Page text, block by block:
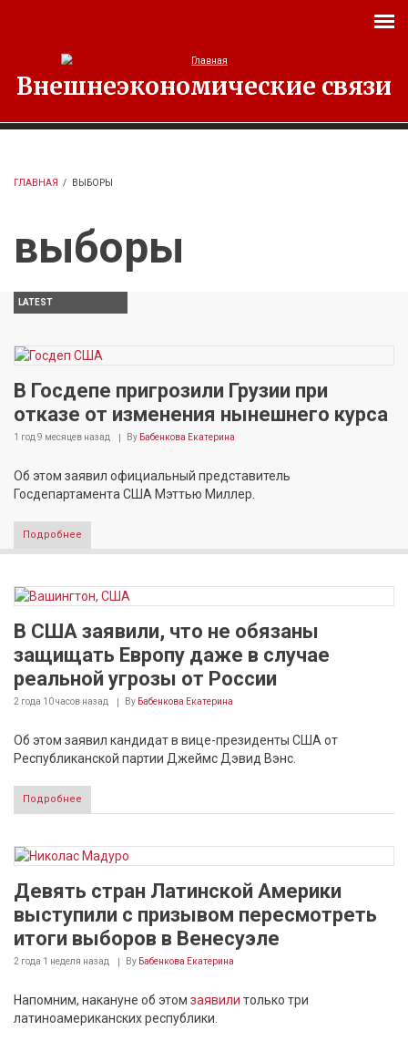
Внешнеэкономические связи
ГЛАВНАЯ / ВЫБОРЫ
выборы
LATEST
В Госдепе пригрозили Грузии при
отказе от изменения нынешнего курса
1 год 9 месяцев назад By Бабенкова Екатерина
Об этом заявил официальный представитель
Госдепартамента США Мэттью Миллер.
Подробнее
В США заявили, что не обязаны
защищать Европу даже в случае
реальной угрозы от России
2 года 10 часов назад By Бабенкова Екатерина
Об этом заявил кандидат в вице-президенты США от
Республиканской партии Джеймс Дэвид Вэнс.
Подробнее
Девять стран Латинской Америки
выступили с призывом пересмотреть
итоги выборов в Венесуэле
2 года 1 неделя назад By Бабенкова Екатерина
Напомним, накануне об этом заявили только три
латиноамериканских республики.